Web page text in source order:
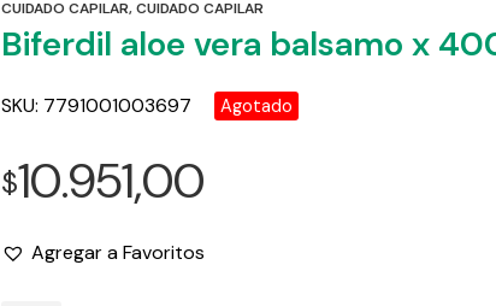
CUIDADO CAPILAR,CUIDADO CAPILAR
Biferdil aloe vera balsamo x
SKU: 7791001003697 Agotado
$10.951,00
Agregar a Favoritos